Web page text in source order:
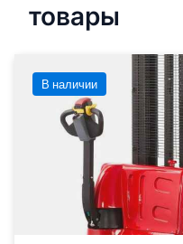
товары
В наличии